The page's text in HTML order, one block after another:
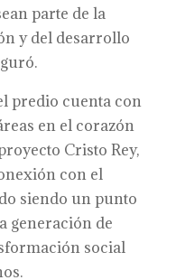
parte de la
y del desarrollo
predio cuenta con
en el corazón
Cristo Rey,
con el
siendo un punto
generación de
social